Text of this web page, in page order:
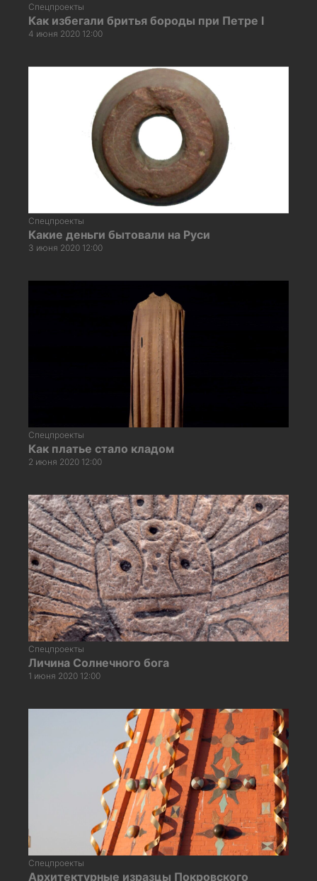
Спецпроекты
Как избегали бритья бороды при Петре I
4 июня 2020 12:00
Спецпроекты
Какие деньги бытовали на Руси
3 июня 2020 12:00
Спецпроекты
Как платье стало кладом
2 июня 2020 12:00
Спецпроекты
Личина Солнечного бога
1 июня 2020 12:00
Спецпроекты
Архитектурные изразцы Покровского